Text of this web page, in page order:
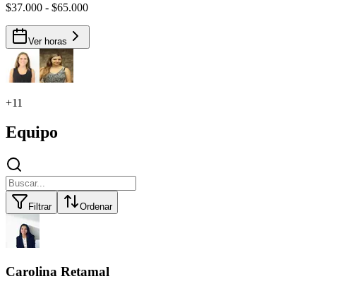
$37.000 - $65.000
Ver horas
+11
Equipo
Filtrar Ordenar
Carolina Retamal